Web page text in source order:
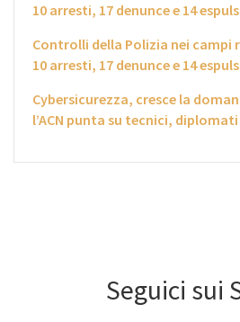
10 arresti, 17 denunce e 14
Controlli della Polizia nei campi
10 arresti, 17 denunce e 14
Cybersicurezza, cresce la
l’ACN punta su tecnici,
Seguici sui